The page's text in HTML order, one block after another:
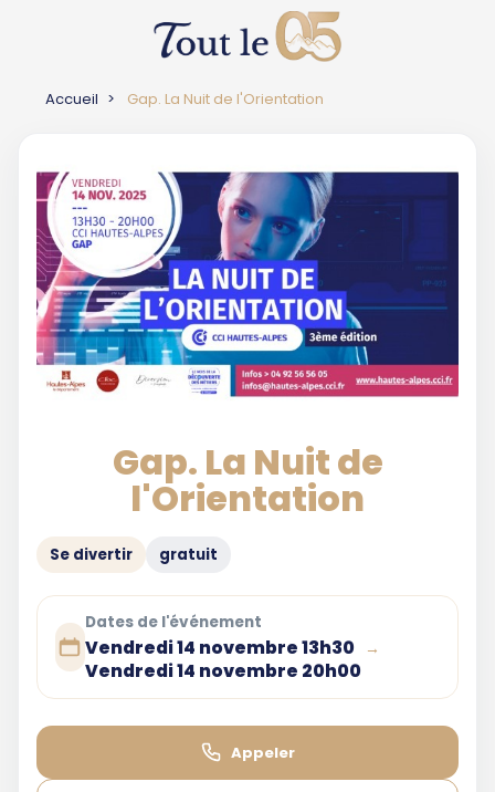
Accueil Gap. La Nuit de l'Orientation
Gap. La Nuit de
l'Orientation
Se divertir gratuit
Dates de l'événement
Vendredi 14 novembre 13h30 →
Vendredi 14 novembre 20h00
Appeler